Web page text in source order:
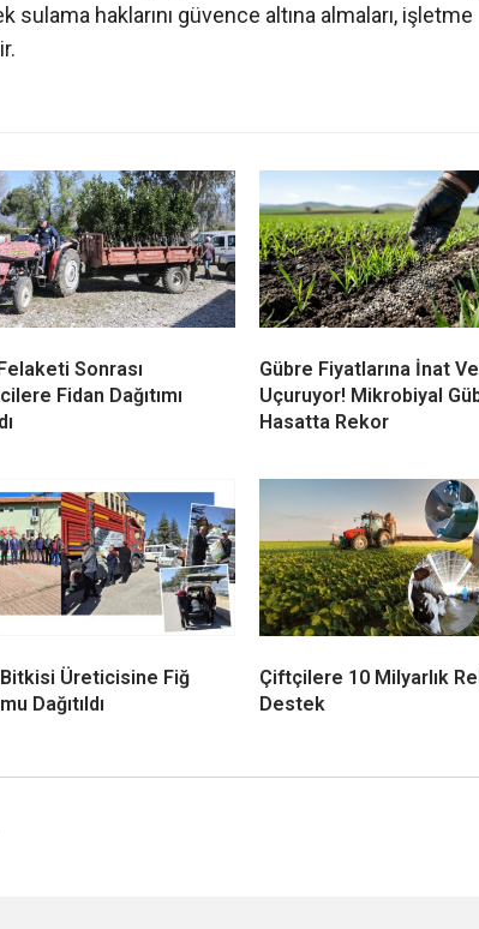
sulama haklarını güvence altına almaları, işletme
Sonrası
Fidan Dağıtımı
Gübre Fiyatlarına İnat
Uçuruyor! Mikrobiyal
Hasatta Rekor
Üreticisine Fiğ
Dağıtıldı
Çiftçilere 10 Milyarlık
Destek